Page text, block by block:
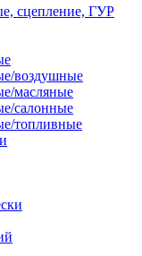
сцепление, ГУР
воздушные
масляные
салонные
топливные